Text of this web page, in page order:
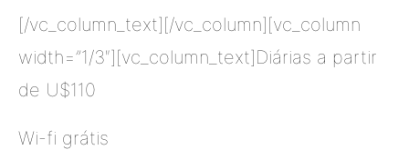
[/vc_column_text][/vc_column][vc_column
width=”1/3″][vc_column_text]Diárias a partir
de U$110
Wi-fi grátis